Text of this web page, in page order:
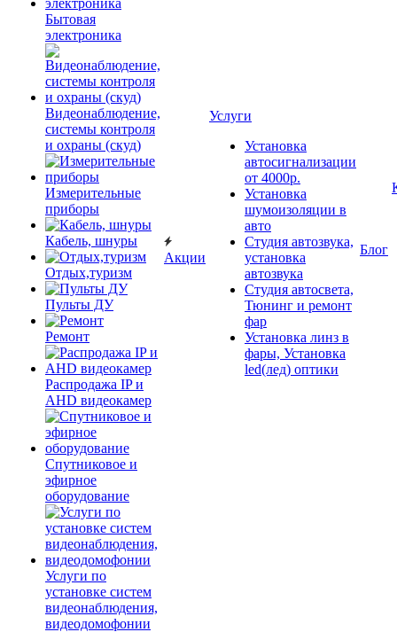
Бытовая
электроника
Видеонаблюдение,
системы контроля
и охраны (скуд)
Измерительные
приборы
Кабель, шнуры
Отдых,туризм
Пульты ДУ
Ремонт
Распродажа IP и
AHD видеокамер
Спутниковое и
эфирное
оборудование
Услуги по
установке систем
видеонаблюдения,
видеодомофонии
Акции
Услуги
Установка
автосигнализации
от 4000р.
Установка
шумоизоляции в
авто
Студия автозвука,
установка
автозвука
Студия автосвета,
Тюнинг и ремонт
фар
Установка линз в
фары, Установка
led(лед) оптики
Блог